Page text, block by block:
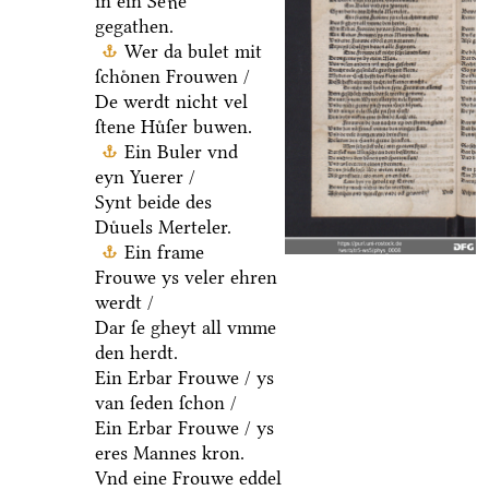
u
gegathen.
Wer da bulet mit
ſchoͤnen Frouwen /
De werdt nicht vel
ſtene Huͤſer buwen.
Ein Buler vnd
eyn Yuerer /
Synt beide des
Duͤuels Merteler.
Ein frame
Frouwe ys veler ehren
werdt /
Dar ſe gheyt all vmme
den herdt.
Ein Erbar Frouwe / ys
van ſeden ſchon /
Ein Erbar Frouwe / ys
eres Mannes kron.
Vnd eine Frouwe eddel